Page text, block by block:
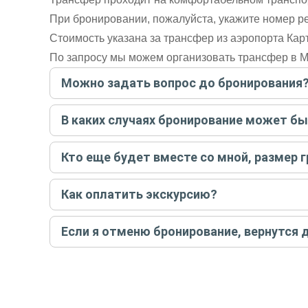
При бронировании, пожалуйста, укажите номер
Стоимость указана за трансфер из аэропорта
По запросу мы можем организовать трансфер в
Можно задать вопрос до бронирования?
Достаточно перейти по ссылке «Задать вопрос» и
бронируйте экскурсию.Задать вопрос.
В каких случаях бронирование может
Только в случае неблагоприятных погодных
вас об отмене, а мы вернем предоплату на карту. Во
Кто еще будет вместе со мной, размер
Если экскурсия индивидуальная, гид проведет
условий конкретной экскурсии.
Как оплатить экскурсию?
Создайте заказ на удобную дату и время, и
контакты организатора и точное место встречи.
Если я отменю бронирование, вернутся